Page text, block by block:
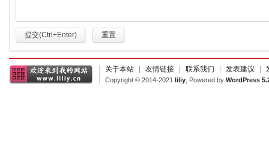
提交(Ctrl+Enter) 重置
关于本站 友情链接 联系我们 发表建议
Copyright © 2014-2021 liliy , Powered by WordPress